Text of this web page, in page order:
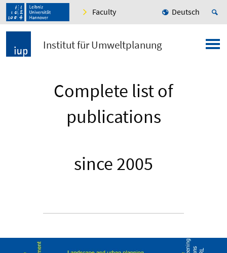
Faculty Deutsch
Institut für Umweltplanung
Complete list of
publications
since 2005